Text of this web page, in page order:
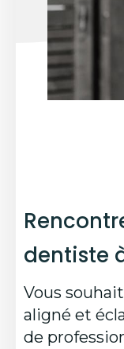
dentiste
Vous
aligné et
de